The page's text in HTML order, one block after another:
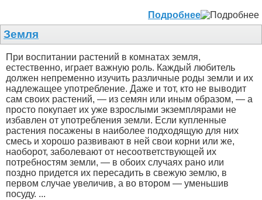
Подробнее
Земля
При воспитании растений в комнатах земля,
естественно, играет важную роль. Каждый любитель
должен непременно изучить различные роды земли и их
надлежащее употребление. Даже и тот, кто не выводит
сам своих растений, — из семян или иным образом, — а
просто покупает их уже взрослыми экземплярами не
избавлен от употребления земли. Если купленные
растения посажены в наиболее подходящую для них
смесь и хорошо развивают в ней свои корни или же,
наоборот, заболевают от несоответствующей их
потребностям земли, — в обоих случаях рано или
поздно придется их пересадить в свежую землю, в
первом случае увеличив, а во втором — уменьшив
посуду. ...